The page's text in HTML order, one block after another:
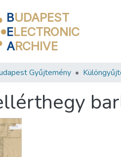
BUDAPEST
ELECTRONIC
ARCHIVE
Gyűjtemény